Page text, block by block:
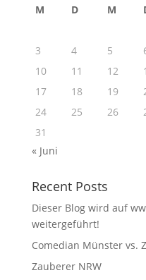
M D M
3
4 5
10
11 12
17
18 19
24
25 26
31
« Juni
Recent Posts
Dieser Blog wird auf
weitergeführt!
Comedian Münster vs.
Zauberer NRW